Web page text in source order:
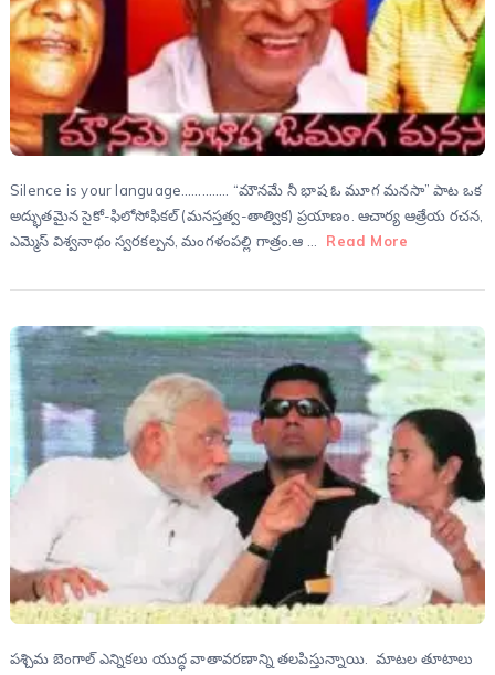
Silence is your language………….. “మౌనమే నీ భాష ఓ మూగ మనసా” పాట ఒక
అద్భుతమైన సైకో-ఫిలోసోఫికల్ (మనస్తత్వ-తాత్విక) ప్రయాణం. ఆచార్య ఆత్రేయ రచన,
ఎమ్మెస్ విశ్వనాథం స్వరకల్పన, మంగళంపల్లి గాత్రం.ఆ …
Read More
పశ్చిమ బెంగాల్ ఎన్నికలు యుద్ధ వాతావరణాన్ని తలపిస్తున్నాయి. మాటల తూటాలు